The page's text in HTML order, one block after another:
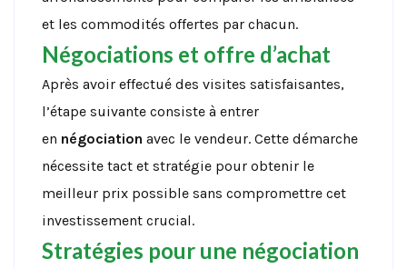
et les commodités offertes par chacun.
Négociations et offre d’achat
Après avoir effectué des visites satisfaisantes,
l’étape suivante consiste à entrer
en négociation avec le vendeur. Cette démarche
nécessite tact et stratégie pour obtenir le
meilleur prix possible sans compromettre cet
investissement crucial.
Stratégies pour une négociation